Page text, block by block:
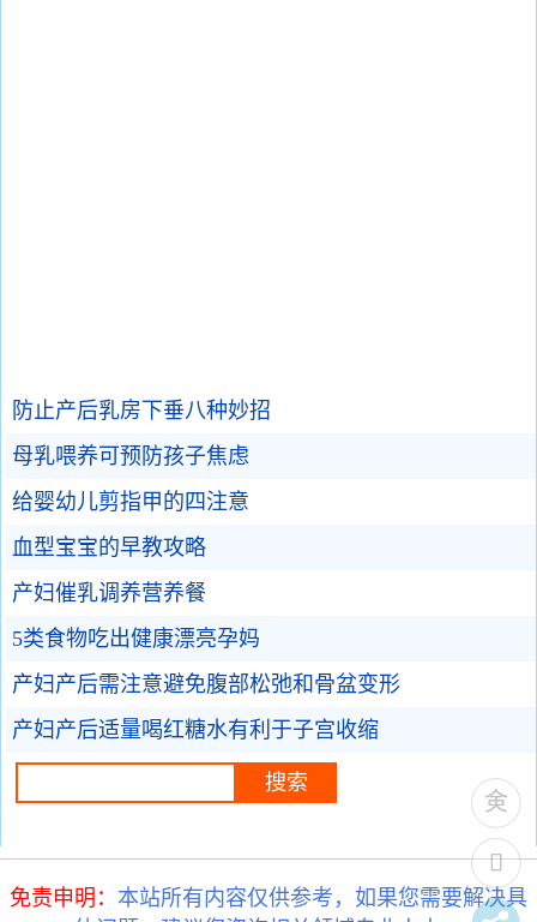
防止产后乳房下垂八种妙招
母乳喂养可预防孩子焦虑
给婴幼儿剪指甲的四注意
血型宝宝的早教攻略
产妇催乳调养营养餐
5类食物吃出健康漂亮孕妈
产妇产后需注意避免腹部松弛和骨盆变形
产妇产后适量喝红糖水有利于子宫收缩
免责申明： 本站所有内容仅供参考，如果您需要解决具